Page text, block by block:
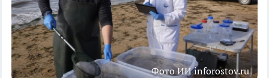
Фото ИИ inforostov.ru